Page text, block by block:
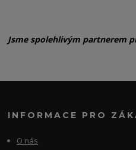
Jsme spolehlivým partnerem
INFORMACE PRO
O nás